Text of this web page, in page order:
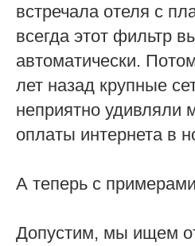
встречала отеля с
всегда этот фильтр
автоматически.
лет назад крупные
неприятно удивляли
оплаты интернета в
А теперь с
Допустим, мы ищем